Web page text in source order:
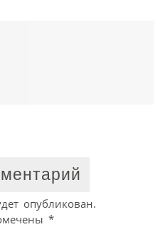
опубликован.
*